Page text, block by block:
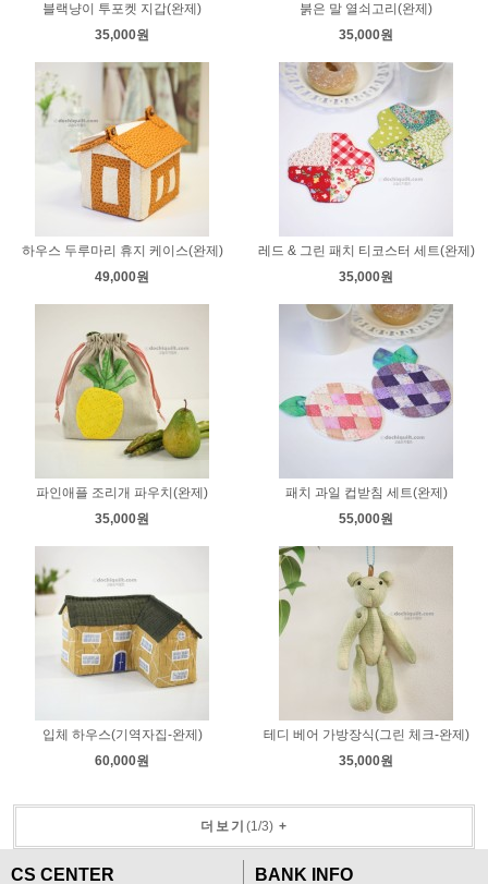
블랙냥이 투포켓 지갑(완제)
35,000원
붉은 말 열쇠고리(완제)
35,000원
하우스 두루마리 휴지 케이스(완제)
49,000원
레드 & 그린 패치 티코스터 세트(완제)
35,000원
파인애플 조리개 파우치(완제)
35,000원
패치 과일 컵받침 세트(완제)
55,000원
입체 하우스(기역자집-완제)
60,000원
테디 베어 가방장식(그린 체크-완제)
35,000원
더보기 (1/3)+
CS CENTER BANK INFO